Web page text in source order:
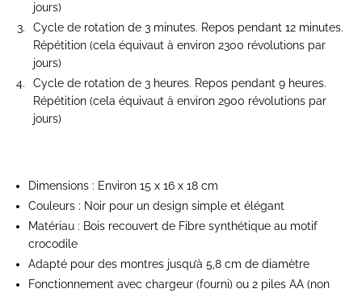
jours)
Cycle de rotation de 3 minutes. Repos pendant 12 minutes.
Répétition (cela équivaut à environ 2300 révolutions par
jours)
Cycle de rotation de 3 heures. Repos pendant 9 heures.
Répétition (cela équivaut à environ 2900 révolutions par
jours)
Dimensions : Environ 15 x 16 x 18 cm
Couleurs : Noir pour un design simple et élégant
Matériau : Bois recouvert de Fibre synthétique au motif
crocodile
Adapté pour des montres jusqu’à 5,8 cm de diamètre
Fonctionnement avec chargeur (fourni) ou 2 piles AA (non